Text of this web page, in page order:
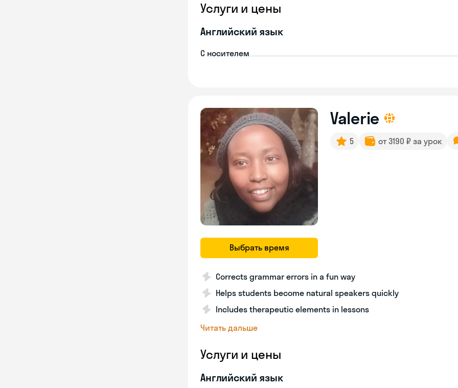
Услуги и цены
Английский язык
С носителем
Выбрать время
Valerie
5 от 3190 ₽ за урок
Corrects grammar errors in a fun way
Helps students become natural speakers quickly
Includes therapeutic elements in lessons
Читать дальше
Услуги и цены
Английский язык